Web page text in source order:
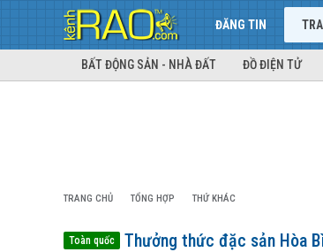
ĐĂNG TIN
BẤT ĐỘNG SẢN - NHÀ ĐẤT ĐỒ ĐIỆN TỬ
TRANG CHỦ TỔNG HỢP THỨ KHÁC
Toàn quốc Thưởng thức đặc sản Hòa